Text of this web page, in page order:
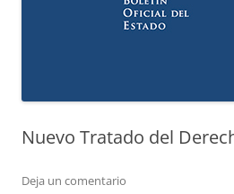
Nuevo Tratado del
Deja un comentario